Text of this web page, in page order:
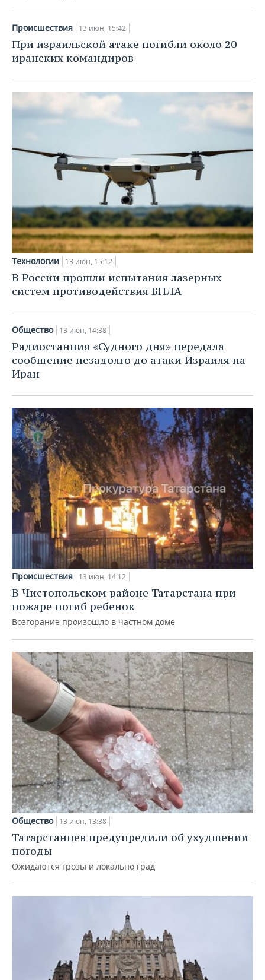
Происшествия 13 июн, 15:42
При израильской атаке погибли около 20
иранских командиров
Технологии 13 июн, 15:12
В России прошли испытания лазерных
систем противодействия БПЛА
Общество 13 июн, 14:38
Радиостанция «Судного дня» передала
сообщение незадолго до атаки Израиля на
Иран
Происшествия 13 июн, 14:12
В Чистопольском районе Татарстана при
пожаре погиб ребенок
Возгорание произошло в частном доме
Общество 13 июн, 13:38
Татарстанцев предупредили об ухудшении
погоды
Ожидаются грозы и локально град